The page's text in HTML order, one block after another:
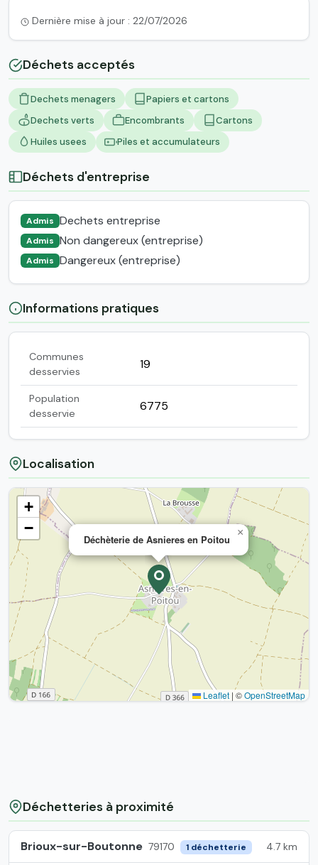
Dernière mise à jour : 22/07/2026
Déchets acceptés
Dechets menagers
Papiers et cartons
Dechets verts
Encombrants
Cartons
Huiles usees
Piles et accumulateurs
Déchets d'entreprise
Admis Dechets entreprise
Admis Non dangereux (entreprise)
Admis Dangereux (entreprise)
Informations pratiques
Communes
desservies
19
Population
desservie
6775
Localisation
Déchèterie de Asnieres en Poitou
×
+
−
Leaflet | ©OpenStreetMap
Déchetteries à proximité
Brioux-sur-Boutonne 79170 1 déchetterie 4.7 km